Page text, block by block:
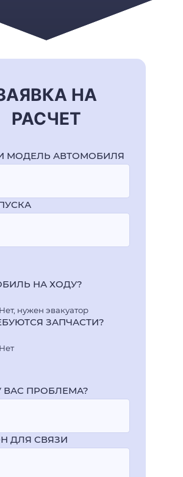
НА
РАСЧЕТ
МОДЕЛЬ АВТОМОБИЛЯ
НА ХОДУ?
нужен эвакуатор
ЗАПЧАСТИ?
ВАС ПРОБЛЕМА?
ДЛЯ СВЯЗИ